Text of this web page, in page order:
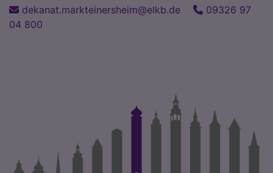
Direkt
zum
dekanat.markteinersheim@elkb.de
09326 97
04 800